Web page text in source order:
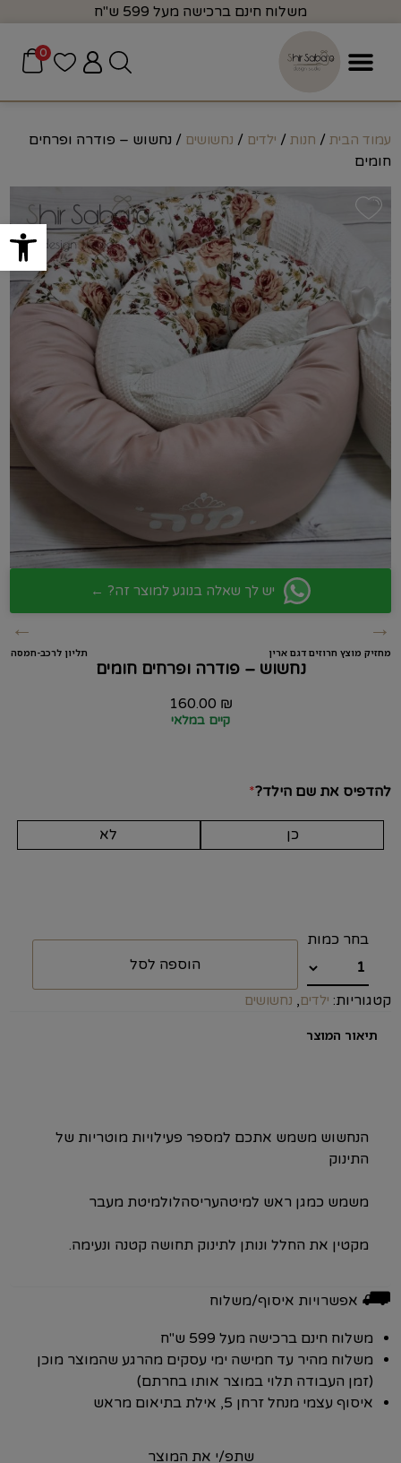
פתח
משלוח חינם ברכישה מעל 599 ש"ח
0
עמוד הבית / חנות / ילדים / נחשושים / נחשוש – פודרה ופרחים
חומים
יש לך שאלה בנוגע למוצר זה? ←
→
מחזיק מוצץ חרוזים דגם ארין
←
תליון לרכב-חמסה
נחשוש – פודרה ופרחים חומים
160.00 ₪
קיים במלאי
*להדפיס את שם הילד?
כן לא
הוספה לסל
קטגוריות: ילדים, נחשושים
תיאור המוצר
הנחשוש משמש אתכם למספר פעילויות מוטריות של
התינוק
משמש כמגן ראש למיטהעריסהלולמיטת מעבר
מקטין את החלל ונותן לתינוק תחושה קטנה ונעימה.
⛟ אפשרויות איסוף/משלוח
משלוח חינם ברכישה מעל 599 ש"ח
משלוח מהיר עד חמישה ימי עסקים מהרגע שהמוצר מוכן
(זמן העבודה תלוי במוצר אותו בחרתם)
איסוף עצמי מנחל זרחן 5, אילת בתיאום מראש
שתפ/י את המוצר